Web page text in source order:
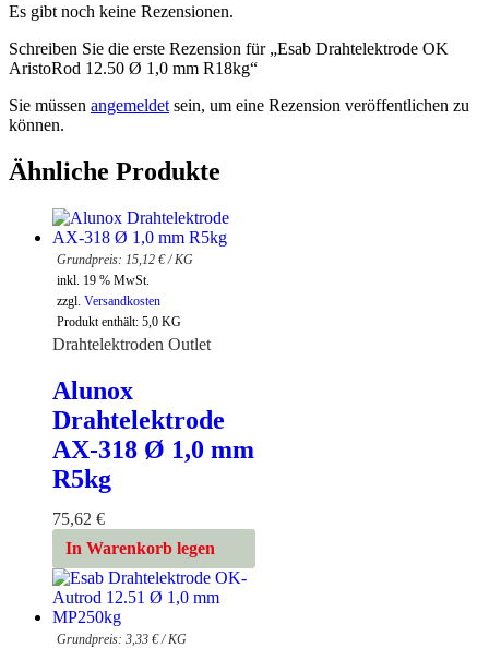
Es gibt noch keine Rezensionen.
Schreiben Sie die erste Rezension für „Esab Drahtelektrode OK
AristoRod 12.50 Ø 1,0 mm R18kg“
Sie müssen angemeldet sein, um eine Rezension veröffentlichen zu
können.
Ähnliche Produkte
15,12 €/ KG
inkl. 19 % MwSt.
zzgl. Versandkosten
Produkt enthält: 5,0 KG
Drahtelektroden Outlet
Alunox
Drahtelektrode
AX-318 Ø 1,0 mm
R5kg
75,62 €
In Warenkorb legen
3,33 €/ KG